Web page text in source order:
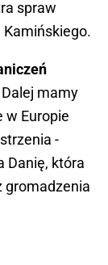
spraw
Dalej mamy
w Europie
-
Danię, która
gromadzenia